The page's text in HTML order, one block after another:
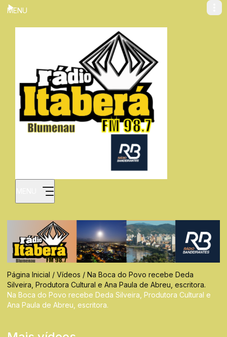
MENU
Página Inicial / Vídeos / Na Boca do Povo recebe Deda
Silveira, Produtora Cultural e Ana Paula de Abreu, escritora.
Na Boca do Povo recebe Deda Silveira, Produtora Cultural e
Ana Paula de Abreu, escritora.